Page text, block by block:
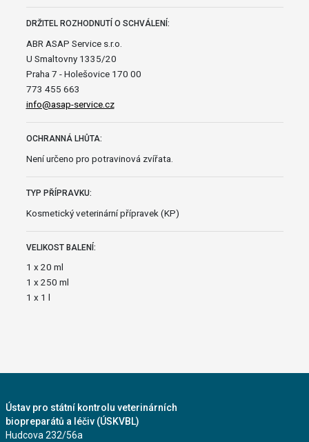
DRŽITEL ROZHODNUTÍ O SCHVÁLENÍ:
ABR ASAP Service s.r.o.
U Smaltovny 1335/20
Praha 7 - Holešovice 170 00
773 455 663
info@asap-service.cz
OCHRANNÁ LHŮTA:
Není určeno pro potravinová zvířata.
TYP PŘÍPRAVKU:
Kosmetický veterinární přípravek (KP)
VELIKOST BALENÍ:
1 x 20 ml
1 x 250 ml
1 x 1 l
Ústav pro státní kontrolu veterinárních
biopreparátů a léčiv (ÚSKVBL)
Hudcova 232/56a